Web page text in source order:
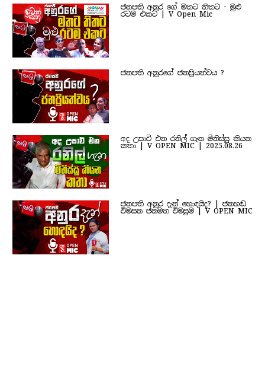
ජනපති අනුර ගේ මතට තිතට - මුළු
රටම එකට | V Open Mic
ජනපති අනුරගේ ජනප්‍රියත්වය ?
අද උසාවි එන රනිල් ගැන මිනිස්සු කියන
කතා | V OPEN MIC | 2025.08.26
ජනපති අනුර දැන් හොඳයිද? | ජනහඬ
විමසන ජනමත විමසුම | V OPEN MIC